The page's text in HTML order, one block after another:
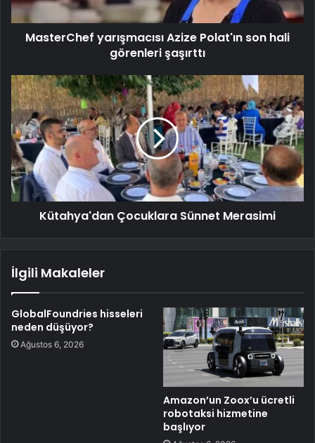
MasterChef yarışmacısı Azize Polat'ın son hali
görenleri şaşırttı
Kütahya'dan Çocuklara Sünnet Merasimi
İlgili Makaleler
GlobalFoundries hisseleri
neden düşüyor?
Ağustos 6, 2026
Amazon’un Zoox’u ücretli
robotaksi hizmetine
başlıyor